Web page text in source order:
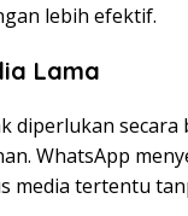
lebih efektif.
Lama
diperlukan
WhatsApp
media tertentu